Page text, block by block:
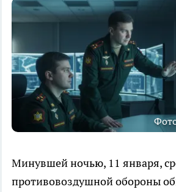
Минувшей ночью, 11 января,
противовоздушной обороны